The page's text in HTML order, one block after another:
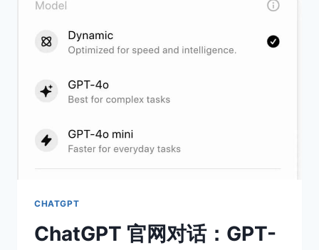
CHATGPT
ChatGPT 官网对话：GPT-